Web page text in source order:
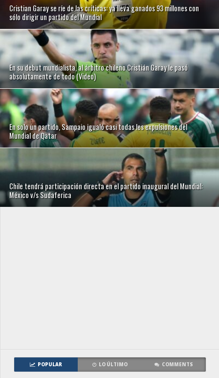
Cristian Garay se ríe de las críticas: ya lleva ganados 93 millones con
sólo dirigir un partido del Mundial
En su debut mundialista, al árbitro chileno Cristián Garay le pasó
absolutamente de todo (Video)
En solo un partido, Sampaio igualó casi todas les expulsiones del
Mundial de Qatar
Chile tendrá participación directa en el partido inaugural del Mundial:
México v/s Sudaferica
POPULAR LO ÚLTIMO COMMENTS